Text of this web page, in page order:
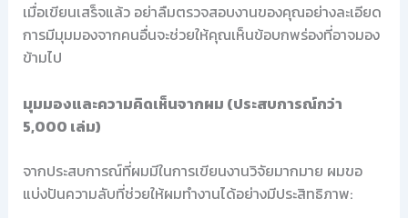
เมื่อเขียนเสร็จแล้ว อย่าลืมตรวจสอบงานของคุณอย่างละเอียด
การมีมุมมองจากคนอื่นจะช่วยให้คุณเห็นข้อบกพร่องที่อาจมอง
ข้ามไป
มุมมองและความคิดเห็นจากผม (ประสบการณ์กว่า
5,000 เล่ม)
จากประสบการณ์ที่ผมมีในการเขียนงานวิจัยมากมาย ผมขอ
แบ่งปันความลับที่ช่วยให้ผมทำงานได้อย่างมีประสิทธิภาพ: